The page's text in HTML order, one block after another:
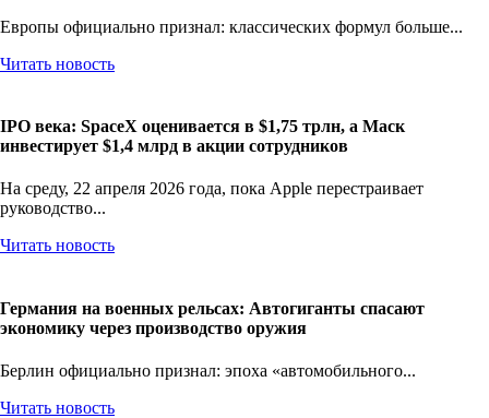
Европы официально признал: классических формул больше...
Читать новость
IPO века: SpaceX оценивается в $1,75 трлн, а Маск
инвестирует $1,4 млрд в акции сотрудников
На среду, 22 апреля 2026 года, пока Apple перестраивает
руководство...
Читать новость
Германия на военных рельсах: Автогиганты спасают
экономику через производство оружия
Берлин официально признал: эпоха «автомобильного...
Читать новость